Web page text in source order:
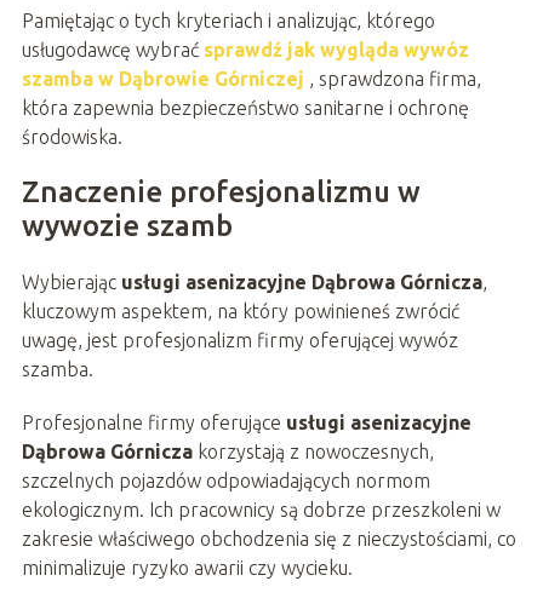
Pamiętając o tych kryteriach i analizując, którego
usługodawcę wybrać sprawdź jak wygląda wywóz
szamba w Dąbrowie Górniczej , sprawdzona firma,
która zapewnia bezpieczeństwo sanitarne i ochronę
środowiska.
Znaczenie profesjonalizmu w
wywozie szamb
Wybierając usługi asenizacyjne Dąbrowa Górnicza,
kluczowym aspektem, na który powinieneś zwrócić
uwagę, jest profesjonalizm firmy oferującej wywóz
szamba.
Profesjonalne firmy oferujące usługi asenizacyjne
Dąbrowa Górniczakorzystają z nowoczesnych,
szczelnych pojazdów odpowiadających normom
ekologicznym. Ich pracownicy są dobrze przeszkoleni w
zakresie właściwego obchodzenia się z nieczystościami, co
minimalizuje ryzyko awarii czy wycieku.